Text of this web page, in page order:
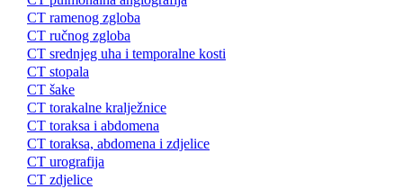
CT ramenog zgloba
CT ručnog zgloba
CT srednjeg uha i temporalne kosti
CT stopala
CT šake
CT torakalne kralježnice
CT toraksa i abdomena
CT toraksa, abdomena i zdjelice
CT urografija
CT zdjelice